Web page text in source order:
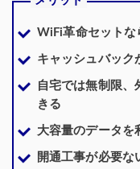
WiFi革命セットな
キャッシュバック
自宅では無制限
きる
大容量のデータを
開通工事が必要な